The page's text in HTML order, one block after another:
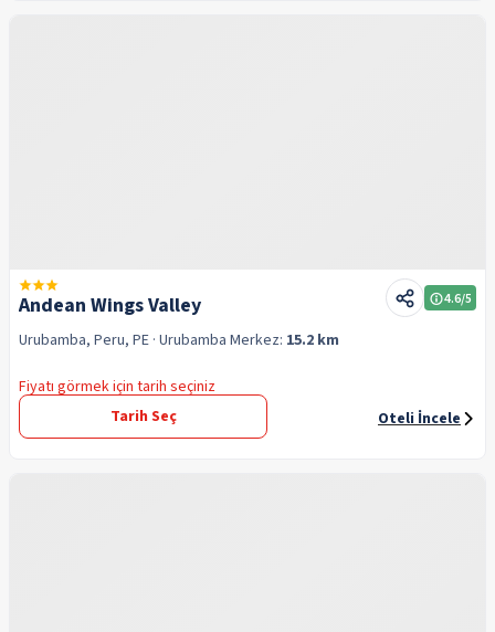
Andean Wings Valley 4.6/5
Urubamba, Peru, PE · Urubamba Merkez: 15.2 km
Fiyatı görmek için tarih seçiniz
Tarih Seç
Oteli İncele